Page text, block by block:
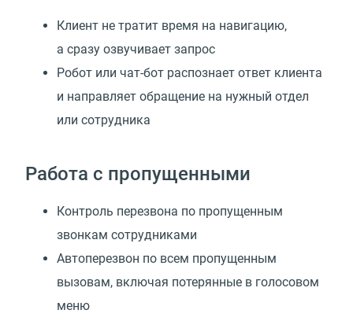
Клиент не тратит время на навигацию,
а сразу озвучивает запрос
Робот или чат-бот распознает ответ клиента
и направляет обращение на нужный отдел
или сотрудника
Работа с пропущенными
Контроль перезвона по пропущенным
звонкам сотрудниками
Автоперезвон по всем пропущенным
вызовам, включая потерянные в голосовом
меню